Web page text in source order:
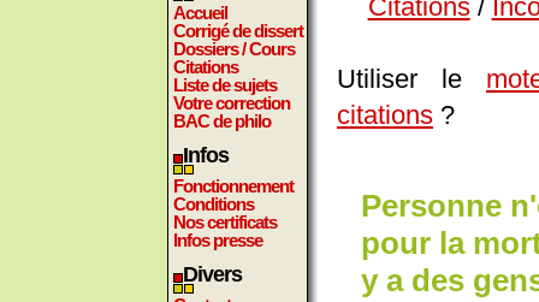
Accueil
Corrigé de dissert
Dossiers / Cours
Citations
Liste de sujets
Votre correction
BAC de philo
Infos
Fonctionnement
Conditions
Nos certificats
Infos presse
Divers
Citations/
Utiliser le
citations ?
Personne
pour la
y a des